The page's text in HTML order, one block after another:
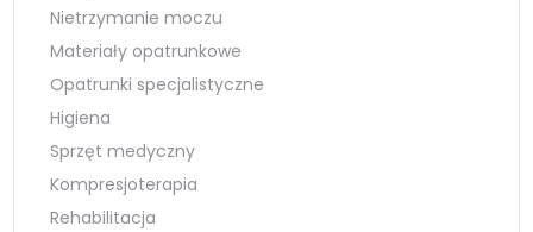
Nietrzymanie moczu
Materiały opatrunkowe
Opatrunki specjalistyczne
Higiena
Sprzęt medyczny
Kompresjoterapia
Rehabilitacja